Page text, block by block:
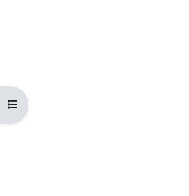
打开课程索引